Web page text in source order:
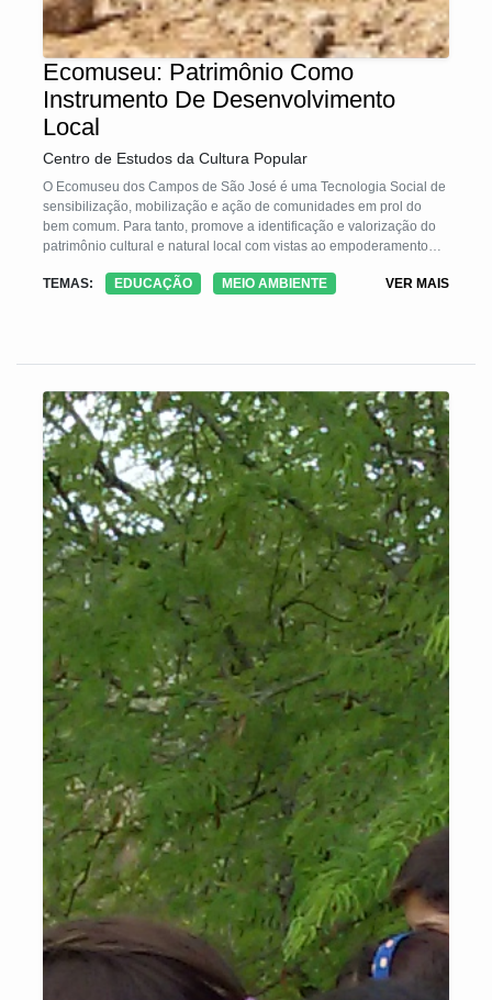
Ecomuseu: Patrimônio Como
Instrumento De Desenvolvimento
Local
Centro de Estudos da Cultura Popular
O Ecomuseu dos Campos de São José é uma Tecnologia Social de
sensibilização, mobilização e ação de comunidades em prol do
bem comum. Para tanto, promove a identificação e valorização do
patrimônio cultural e natural local com vistas ao empoderamento
primeira etapa de aproximação dos moradores e valorização dos
soluções para tais questões e articuladas parcerias e ações com
TEMAS: EDUCAÇÃO MEIO AMBIENTE VER MAIS